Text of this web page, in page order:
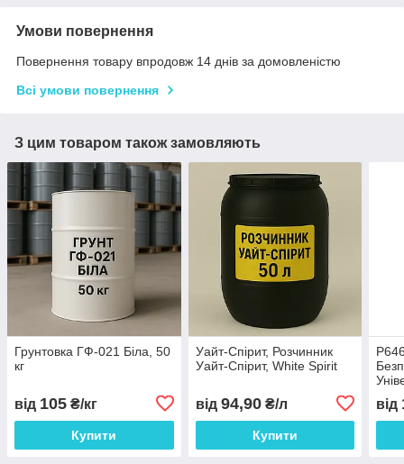
Умови повернення
Повернення товару впродовж 14 днів за домовленістю
Всі умови повернення
З цим товаром також замовляють
Грунтовка ГФ-021 Біла, 50
кг
від 105 ₴/кг
Купити
Уайт-Спірит, Розчинник
Уайт-Спірит, White Spirit
від 94,90₴/л
Купити
від